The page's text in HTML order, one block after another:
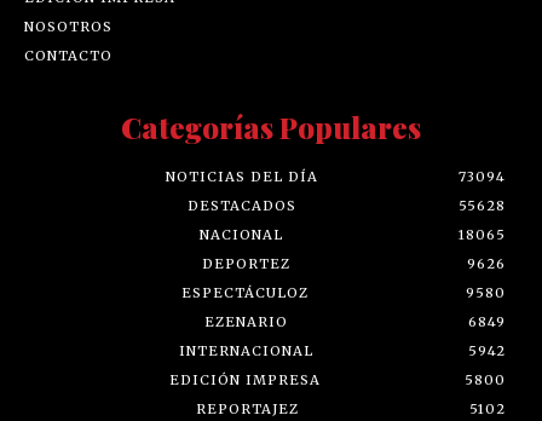
NOSOTROS
CONTACTO
Categorías Populares
NOTICIAS DEL DÍA
73094
DESTACADOS
55628
NACIONAL
18065
DEPORTEZ
9626
ESPECTÁCULOZ
9580
EZENARIO
6849
INTERNACIONAL
5942
EDICIÓN IMPRESA
5800
REPORTAJEZ
5102